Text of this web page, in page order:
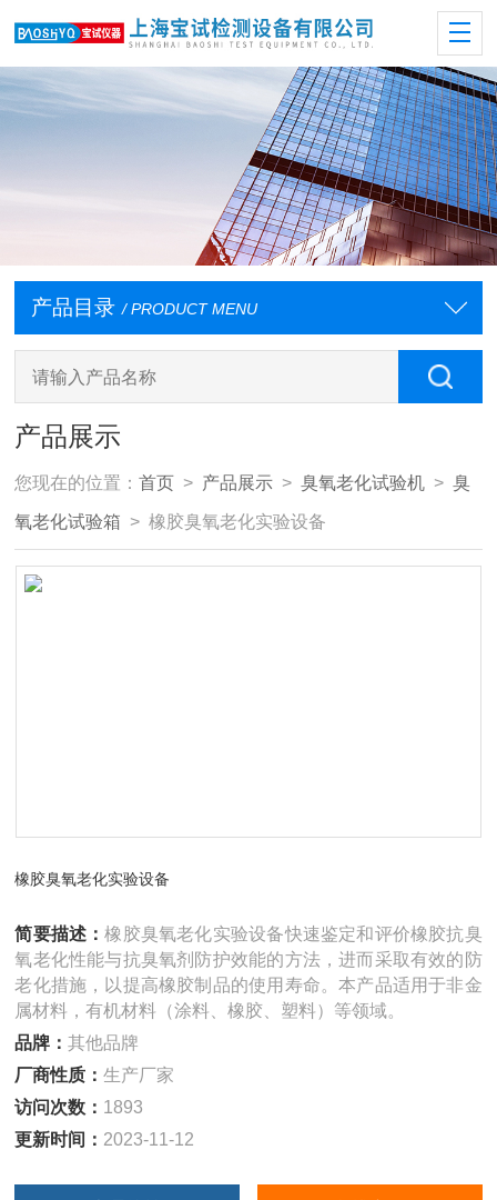
产品目录 / PRODUCT MENU
产品展示
您现在的位置：首页 > 产品展示 >臭氧老化试验机 >臭
氧老化试验箱 > 橡胶臭氧老化实验设备
橡胶臭氧老化实验设备
简要描述：橡胶臭氧老化实验设备快速鉴定和评价橡胶抗臭
氧老化性能与抗臭氧剂防护效能的方法，进而采取有效的防
老化措施，以提高橡胶制品的使用寿命。本产品适用于非金
属材料，有机材料（涂料、橡胶、塑料）等领域。
品牌：其他品牌
厂商性质：生产厂家
访问次数： 1893
更新时间： 2023-11-12